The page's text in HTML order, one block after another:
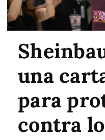
una
para
contra